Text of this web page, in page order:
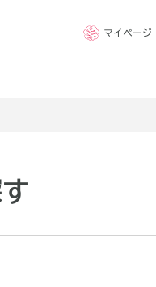
マイページ